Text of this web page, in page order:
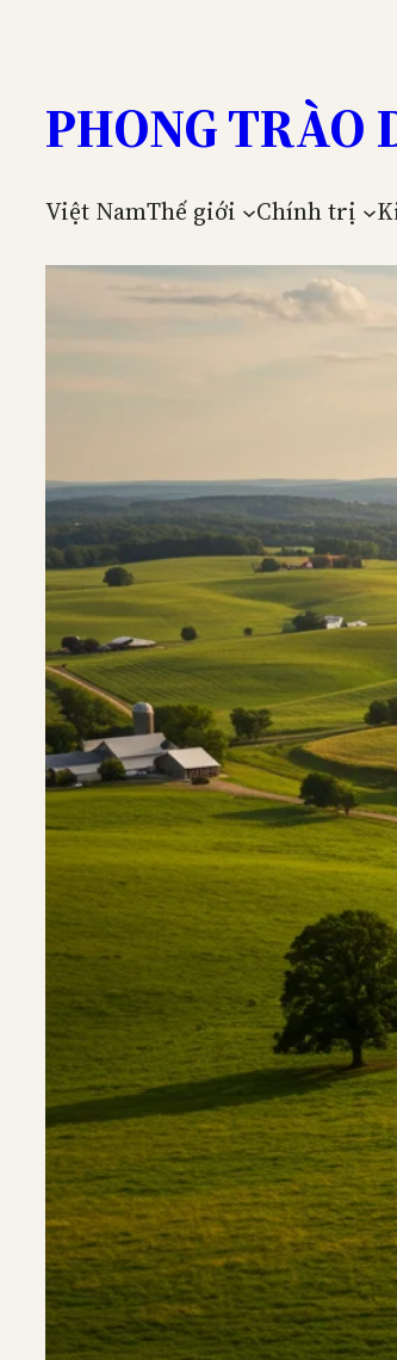
PHONG TRÀO
Việt NamThế giới Chính trị